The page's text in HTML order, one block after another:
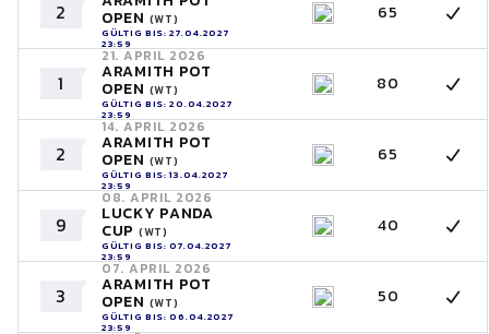
2 OPEN (WT)
GÜLTIG BIS: 27.04.2027
23:59
65
1
21. APRIL 2026
ARAMITH POT
OPEN (WT)
GÜLTIG BIS: 20.04.2027
23:59
80
2
14. APRIL 2026
ARAMITH POT
OPEN (WT)
GÜLTIG BIS: 13.04.2027
23:59
65
9
08. APRIL 2026
LUCKY PANDA
CUP (WT)
GÜLTIG BIS: 07.04.2027
23:59
40
3
07. APRIL 2026
ARAMITH POT
OPEN (WT)
GÜLTIG BIS: 06.04.2027
23:59
50